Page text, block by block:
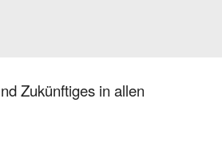
Zukünftiges in allen